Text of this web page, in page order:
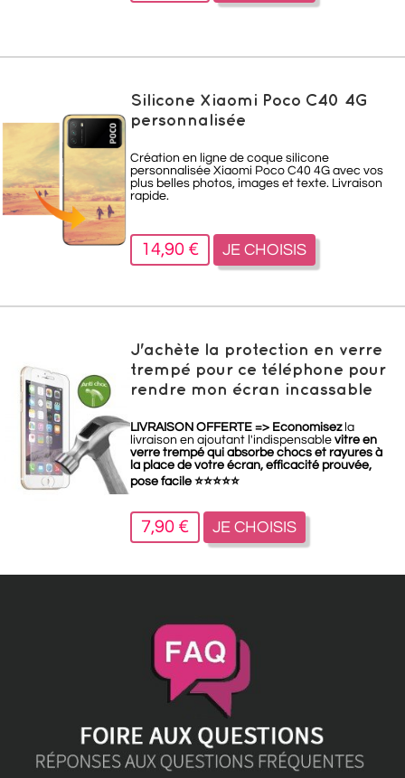
Silicone Xiaomi Poco C40 4G
personnalisée
Création en ligne de coque silicone
personnalisée Xiaomi Poco C40 4G avec vos
plus belles photos, images et texte. Livraison
rapide.
14,90 € JE CHOISIS
J'achète la protection en verre
trempé pour ce téléphone pour
rendre mon écran incassable
LIVRAISON OFFERTE => Economisezla
livraison en ajoutant l'indispensable vitre en
verre trempé qui absorbe chocs et rayures à
la place de votre écran, efficacité prouvée,
pose facile ⭐⭐⭐⭐⭐
7,90 € JE CHOISIS